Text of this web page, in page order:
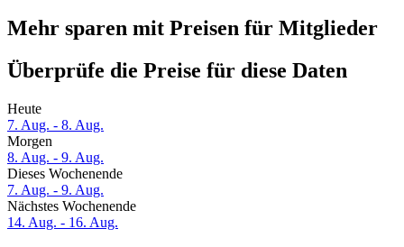
Mehr sparen mit Preisen für Mitglieder
Überprüfe die Preise für diese Daten
Heute
7. Aug. - 8. Aug.
Morgen
8. Aug. - 9. Aug.
Dieses Wochenende
7. Aug. - 9. Aug.
Nächstes Wochenende
14. Aug. - 16. Aug.